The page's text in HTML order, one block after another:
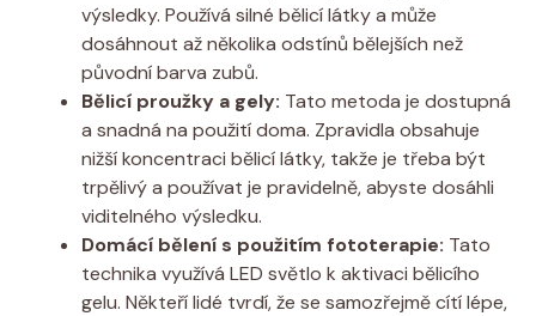
výsledky. Používá silné bělicí látky a může
dosáhnout až několika odstínů bělejších než
původní barva zubů.
Bělicí proužky a gely: Tato metoda je dostupná
a snadná na použití doma. Zpravidla obsahuje
nižší koncentraci bělicí látky, takže je třeba být
trpělivý a používat je pravidelně, abyste dosáhli
viditelného výsledku.
Domácí bělení s použitím fototerapie: Tato
technika využívá LED světlo k aktivaci bělicího
gelu. Někteří lidé tvrdí, že se samozřejmě cítí lépe,